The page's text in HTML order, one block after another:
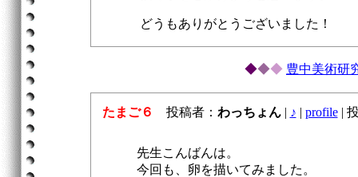
どうもありがとうございました！
◆◆◆ 豊中美術研
たまご６ 投稿者： わっちょん | ♪ | profile|
先生こんばんは。
今回も、卵を描いてみました。